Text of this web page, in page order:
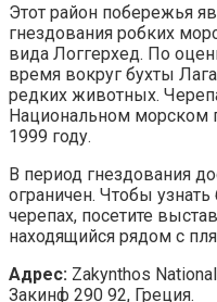
Этот район побережья
гнездования робких
вида Логгерхед. По
время вокруг бухты
редких животных.
Национальном морском
1999 году.
В период гнездования
ограничен. Чтобы
черепах, посетите
находящийся рядом с
Адрес: Zakynthos
Закинф 290 92, Греция.